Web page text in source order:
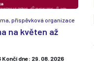
příspěvková organizace
na květen až
Končí dne: 29. 08. 2026